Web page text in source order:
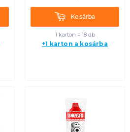
KosárbaKosárba
1 karton = 18 db
+1 karton a kosárba